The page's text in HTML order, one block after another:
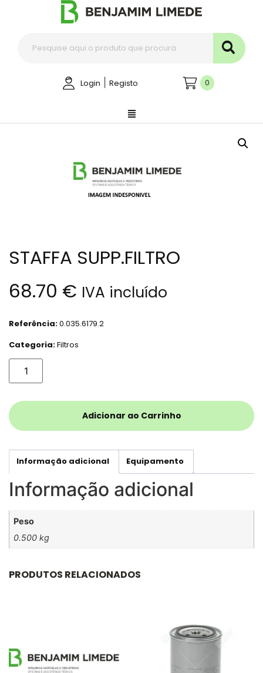
Login Registo 0
STAFFA SUPP.FILTRO
68.70 € IVA incluído
Referência:0.035.6179.2
Categoria:Filtros
Adicionar ao Carrinho
Informação adicional Equipamento
Informação adicional
Peso
0.500 kg
PRODUTOS RELACIONADOS